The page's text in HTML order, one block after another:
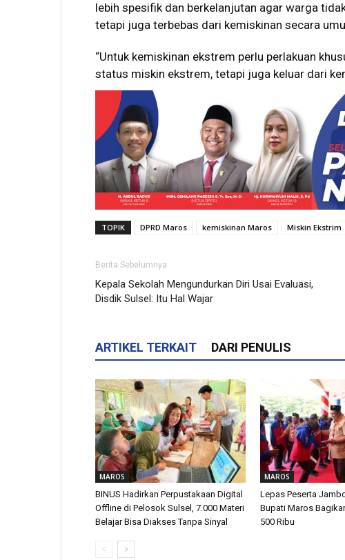
lebih spesifik dan berkelanjutan agar warga
tetapi juga terbebas dari kemiskinan secara
“Untuk kemiskinan ekstrem perlu perlakuan
status miskin ekstrem, tetapi juga keluar dari
TOPIK DPRD Maros kemiskinan Maros Miskin Ekstrim
Berita Sebelumnya
Kepala Sekolah Mengundurkan Diri Usai Evaluasi,
Disdik Sulsel: Itu Hal Wajar
ARTIKEL TERKAIT DARI PENULIS
MAROS
BINUS Hadirkan Perpustakaan Digital
Offline di Pelosok Sulsel, 7.000 Materi
Belajar Bisa Diakses Tanpa Sinyal
MAROS
Lepas Peserta
Bupati Maros
500 Ribu